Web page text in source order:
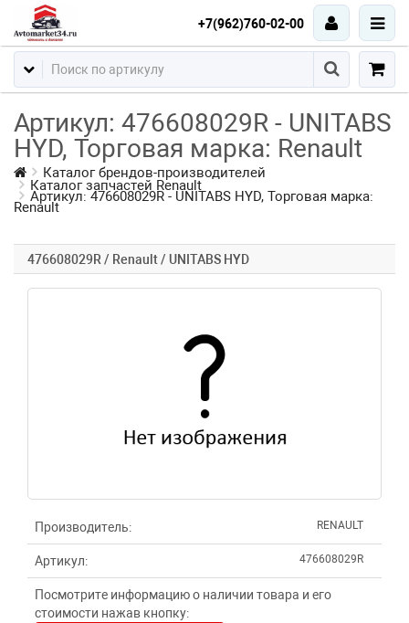
+7(962)760-02-00
Артикул: 476608029R - UNITABS
HYD, Торговая марка: Renault
Каталог брендов-производителей
Каталог запчастей Renault
Артикул: 476608029R - UNITABS HYD, Торговая марка:
Renault
476608029R / Renault / UNITABS HYD
Производитель: RENAULT
Артикул: 476608029R
Посмотрите информацию о наличии товара и его
стоимости нажав кнопку: